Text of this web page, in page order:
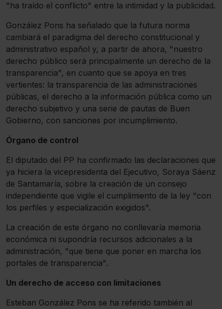
"ha traído el conflicto" entre la intimidad y la publicidad.
González Pons ha señalado que la futura norma
cambiará el paradigma del derecho constitucional y
administrativo español y, a partir de ahora, "nuestro
derecho público será principalmente un derecho de la
transparencia", en cuanto que se apoya en tres
vertientes: la transparencia de las administraciones
públicas, el derecho a la información pública como un
derecho subjetivo y una serie de pautas de Buen
Gobierno, con sanciones por incumplimiento.
Órgano de control
El diputado del PP ha confirmado las declaraciones que
ya hiciera la vicepresidenta del Ejecutivo, Soraya Sáenz
de Santamaría, sobre la creación de un consejo
independiente que vigile el cumplimiento de la ley "con
los perfiles y especialización exigidos".
La creación de este órgano no conllevaría memoria
económica ni supondría recursos adicionales a la
administración, "que tiene que poner en marcha los
portales de transparencia".
Un derecho de acceso con limitaciones
Esteban González Pons se ha referido también al